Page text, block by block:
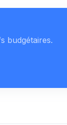
budgétaires.